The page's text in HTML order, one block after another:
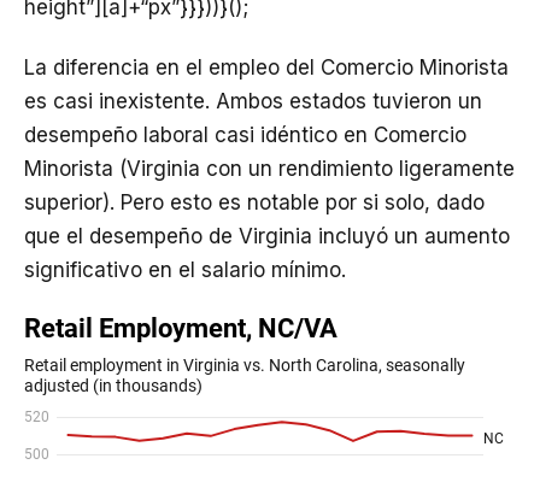
height”][a]+“px”}}}))}();
La diferencia en el empleo del Comercio Minorista
es casi inexistente. Ambos estados tuvieron un
desempeño laboral casi idéntico en Comercio
Minorista (Virginia con un rendimiento ligeramente
superior). Pero esto es notable por si solo, dado
que el desempeño de Virginia incluyó un aumento
significativo en el salario mínimo.